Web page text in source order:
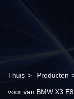
Thuis > Producten
voor van BMW X3